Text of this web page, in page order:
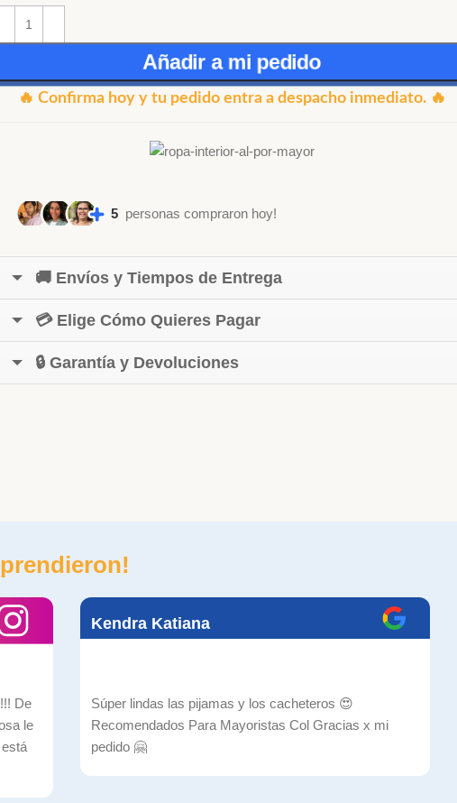
Añadir a mi pedido
🔥 Confirma hoy y tu pedido entra a despacho inmediato. 🔥
5 personas compraron hoy!
🚚 Envíos y Tiempos de Entrega
💳 Elige Cómo Quieres Pagar
🔒 Garantía y Devoluciones
De
le
Kendra Katiana
Súper lindas las pijamas y los cacheteros 😍
Recomendados Para Mayoristas Col Gracias x mi
pedido 🤗